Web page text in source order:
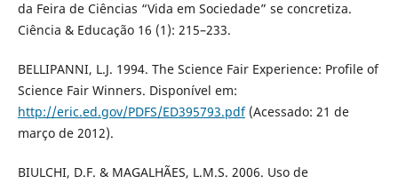
da Feira de Ciências “Vida em Sociedade” se concretiza.
Ciência & Educação 16 (1): 215–233.
BELLIPANNI, L.J. 1994. The Science Fair Experience: Profile of
Science Fair Winners. Disponível em:
http://eric.ed.gov/PDFS/ED395793.pdf(Acessado: 21 de
março de 2012).
BIULCHI, D.F. & MAGALHÃES, L.M.S. 2006. Uso de